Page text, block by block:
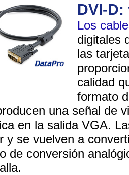
DVI-
Los
digitales
las
calidad
formato
una señal de
en la salida VGA.
y se vuelven a
de conversión